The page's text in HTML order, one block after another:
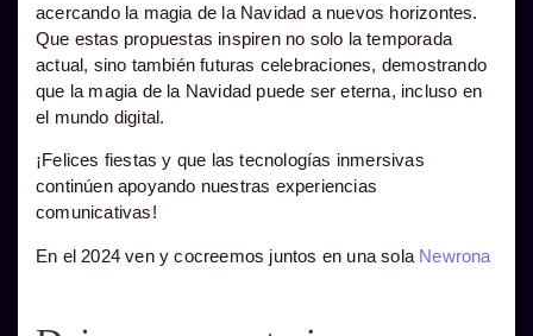
acercando la magia de la Navidad a nuevos horizontes.
Que estas propuestas inspiren no solo la temporada
actual, sino también futuras celebraciones, demostrando
que la magia de la Navidad puede ser eterna, incluso en
el mundo digital.
¡Felices fiestas y que las tecnologías inmersivas
continúen apoyando nuestras experiencias
comunicativas!
En el 2024 ven y cocreemos juntos en una sola Newrona